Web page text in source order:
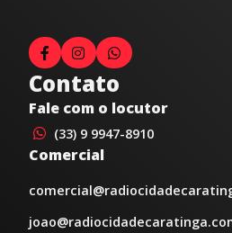
Contato
Fale com o locutor
(33) 9 9947-8910
Comercial